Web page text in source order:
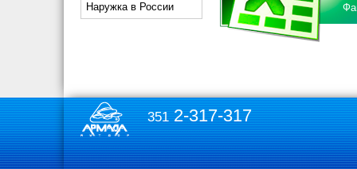
Наружка в России
3512-317-317